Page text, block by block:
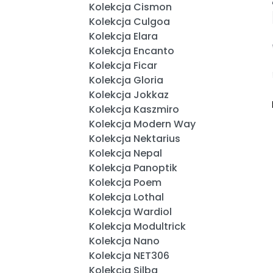
Kolekcja Cismon
Kolekcja Culgoa
Kolekcja Elara
Kolekcja Encanto
Kolekcja Ficar
Kolekcja Gloria
Kolekcja Jokkaz
Kolekcja Kaszmiro
Kolekcja Modern Way
Kolekcja Nektarius
Kolekcja Nepal
Kolekcja Panoptik
Kolekcja Poem
Kolekcja Lothal
Kolekcja Wardiol
Kolekcja Modultrick
Kolekcja Nano
Kolekcja NET306